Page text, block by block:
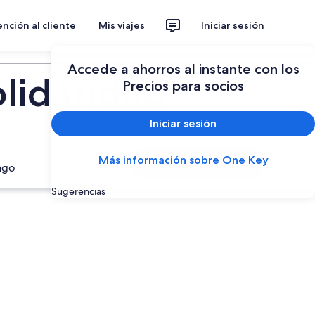
al cliente Mis viajes Iniciar sesión
Accede a ahorros al instante con los
Precios para socios
Iniciar sesión
Más información sobre One Key
Sugerencias
Buscar